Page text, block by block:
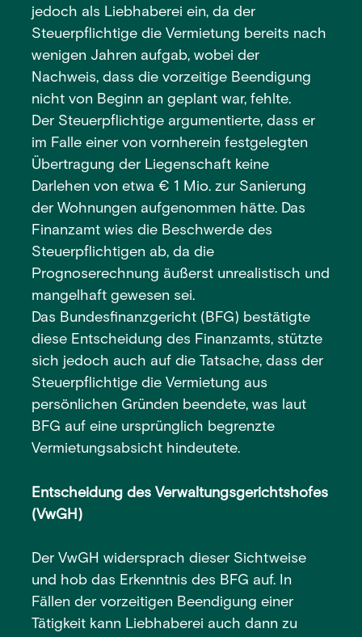
jedoch als Liebhaberei ein, da der
Steuerpflichtige die Vermietung bereits nach
wenigen Jahren aufgab, wobei der
Nachweis, dass die vorzeitige Beendigung
nicht von Beginn an geplant war, fehlte.
Der Steuerpflichtige argumentierte, dass er
im Falle einer von vornherein festgelegten
Übertragung der Liegenschaft keine
Darlehen von etwa € 1 Mio. zur Sanierung
der Wohnungen aufgenommen hätte. Das
Finanzamt wies die Beschwerde des
Steuerpflichtigen ab, da die
Prognoserechnung äußerst unrealistisch und
mangelhaft gewesen sei.
Das Bundesfinanzgericht (BFG) bestätigte
diese Entscheidung des Finanzamts, stützte
sich jedoch auch auf die Tatsache, dass der
Steuerpflichtige die Vermietung aus
persönlichen Gründen beendete, was laut
BFG auf eine ursprünglich begrenzte
Vermietungsabsicht hindeutete.
Entscheidung des Verwaltungsgerichtshofes
(VwGH)
Der VwGH widersprach dieser Sichtweise
und hob das Erkenntnis des BFG auf. In
Fällen der vorzeitigen Beendigung einer
Tätigkeit kann Liebhaberei auch dann zu